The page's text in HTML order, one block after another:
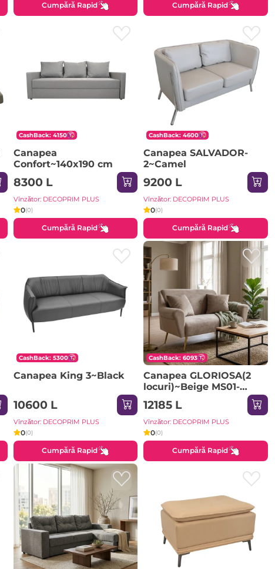
Cumpără Rapid Cumpără Rapid
CashBack: 4150
Canapea
Confort~140x190 cm
8300 L
Vînzător: DECOPRIM PLUS
0(0)
Cumpără Rapid
CashBack: 4600
Canapea SALVADOR-
2~Camel
9200 L
Vînzător: DECOPRIM PLUS
0(0)
Cumpără Rapid
CashBack: 5300
Canapea King 3~Black
10600 L
Vînzător: DECOPRIM PLUS
0(0)
Cumpără Rapid
CashBack: 6093
Canapea GLORIOSA(2
locuri)~Beige MS01-
36+Gold Leg
12185 L
Vînzător: DECOPRIM PLUS
0(0)
Cumpără Rapid